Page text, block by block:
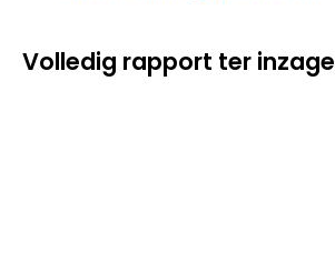
Volledig rapport ter inzage